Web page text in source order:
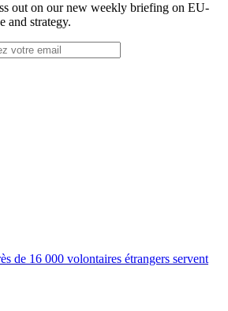
out on our new weekly briefing on EU-
and strategy.
de 16 000 volontaires étrangers servent